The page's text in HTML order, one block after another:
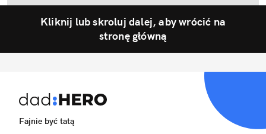
Kliknij lub skroluj dalej, aby wrócić na
stronę główną
Fajnie być tatą